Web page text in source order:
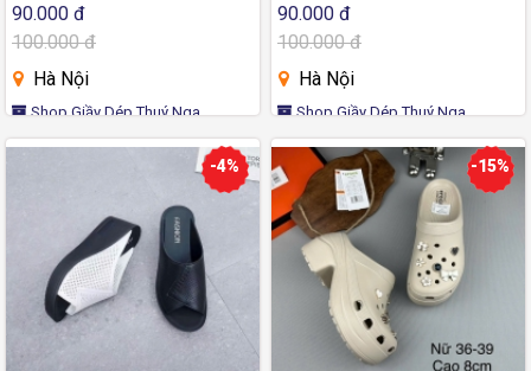
90.000 đ
100.000 đ
Hà Nội
Shop Giầy Dép Thuý Nga
90.000 đ
100.000 đ
Hà Nội
Shop Giầy Dép Thuý Nga
-4% -15%